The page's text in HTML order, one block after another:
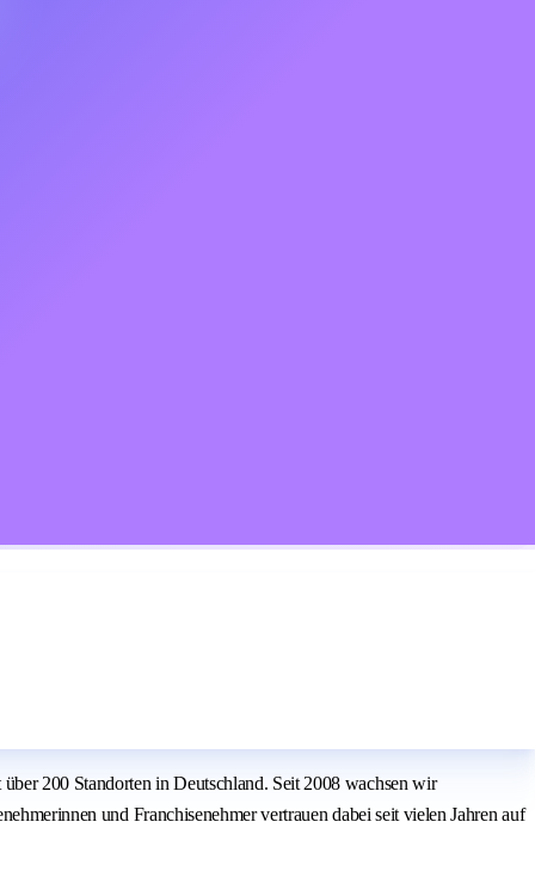
200 Standorten in Deutschland. Seit 2008 wachsen wir
und Franchisenehmer vertrauen dabei seit vielen Jahren auf